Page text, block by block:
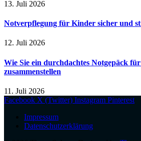
13. Juli 2026
Notverpflegung für Kinder sicher und
12. Juli 2026
Wie Sie ein durchdachtes Notgepäck
zusammenstellen
11. Juli 2026
Facebook X (Twitter) Instagram Pinterest
Impressum
Datenschutzerklärung